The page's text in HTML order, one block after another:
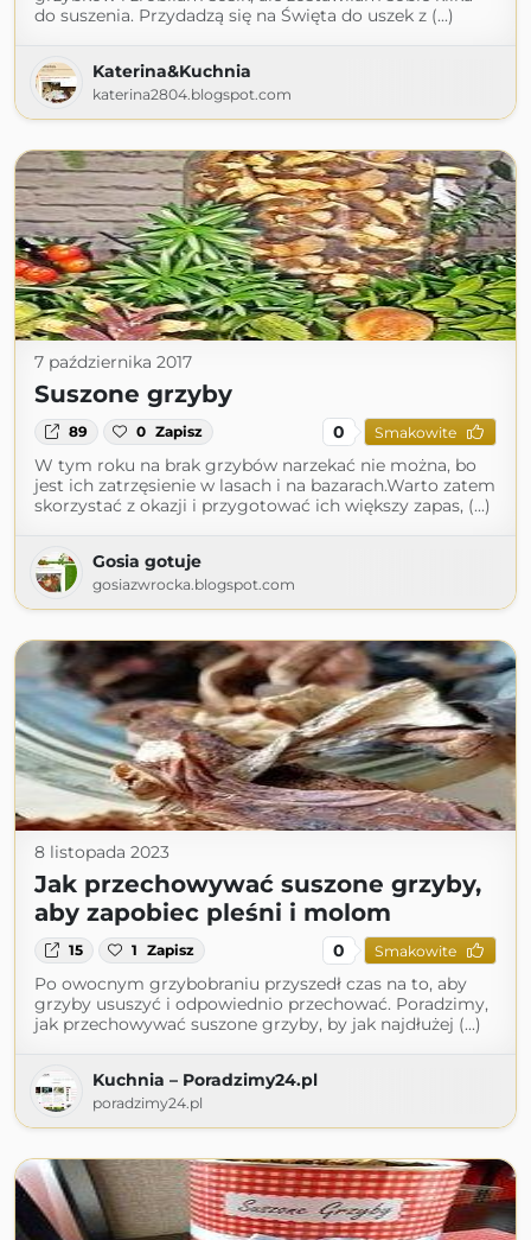
do suszenia. Przydadzą się na Święta do uszek z (...)
Katerina&Kuchnia
katerina2804.blogspot.com
7 października 2017
Suszone grzyby
89 0 Zapisz 0 Smakowite
W tym roku na brak grzybów narzekać nie można, bo
jest ich zatrzęsienie w lasach i na bazarach.Warto zatem
skorzystać z okazji i przygotować ich większy zapas, (...)
Gosia gotuje
gosiazwrocka.blogspot.com
8 listopada 2023
Jak przechowywać suszone grzyby,
aby zapobiec pleśni i molom
15 1 Zapisz 0 Smakowite
Po owocnym grzybobraniu przyszedł czas na to, aby
grzyby ususzyć i odpowiednio przechować. Poradzimy,
jak przechowywać suszone grzyby, by jak najdłużej (...)
Kuchnia – Poradzimy24.pl
poradzimy24.pl